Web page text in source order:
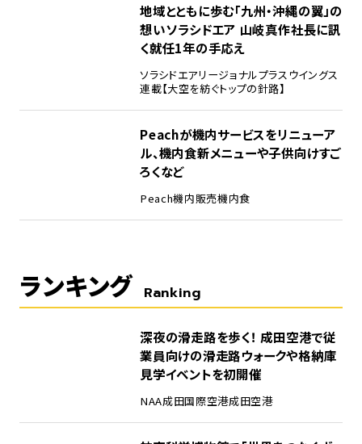
地域とともに歩む「九州・沖縄の翼」の
想い――ソラシドエア 山岐真作社長に訊
く就任1年の手応え
ソラシドエアリージョナルプラスウイングス
連載【大空を紡ぐトップの針路】
Peachが機内サービスをリニューア
ル、機内食新メニューや子供向けすご
ろくなど
Peach機内販売機内食
ランキング Ranking
深夜の滑走路を歩く！ 成田空港で従
業員向けの滑走路ウォークや格納庫
見学イベントを初開催
NAA成田国際空港成田空港